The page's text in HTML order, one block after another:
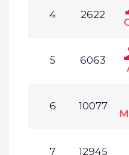
4 2622
5 6063
6 10077
7 12945